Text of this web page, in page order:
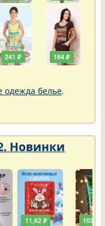
241 ₽ 184 ₽
одежда белье.
Новинки
11,62 ₽ 102 ₽